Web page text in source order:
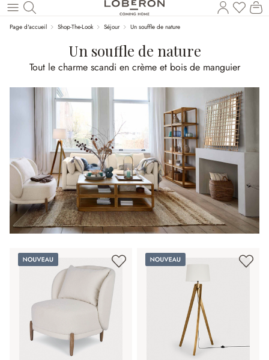
Revenir au contenu principal
Vous
Page d'accueil Shop-The-Look Séjour Un souffle de nature
Un souffle de nature
Tout le charme scandi en crème et bois de manguier
Nouveau Nouveau